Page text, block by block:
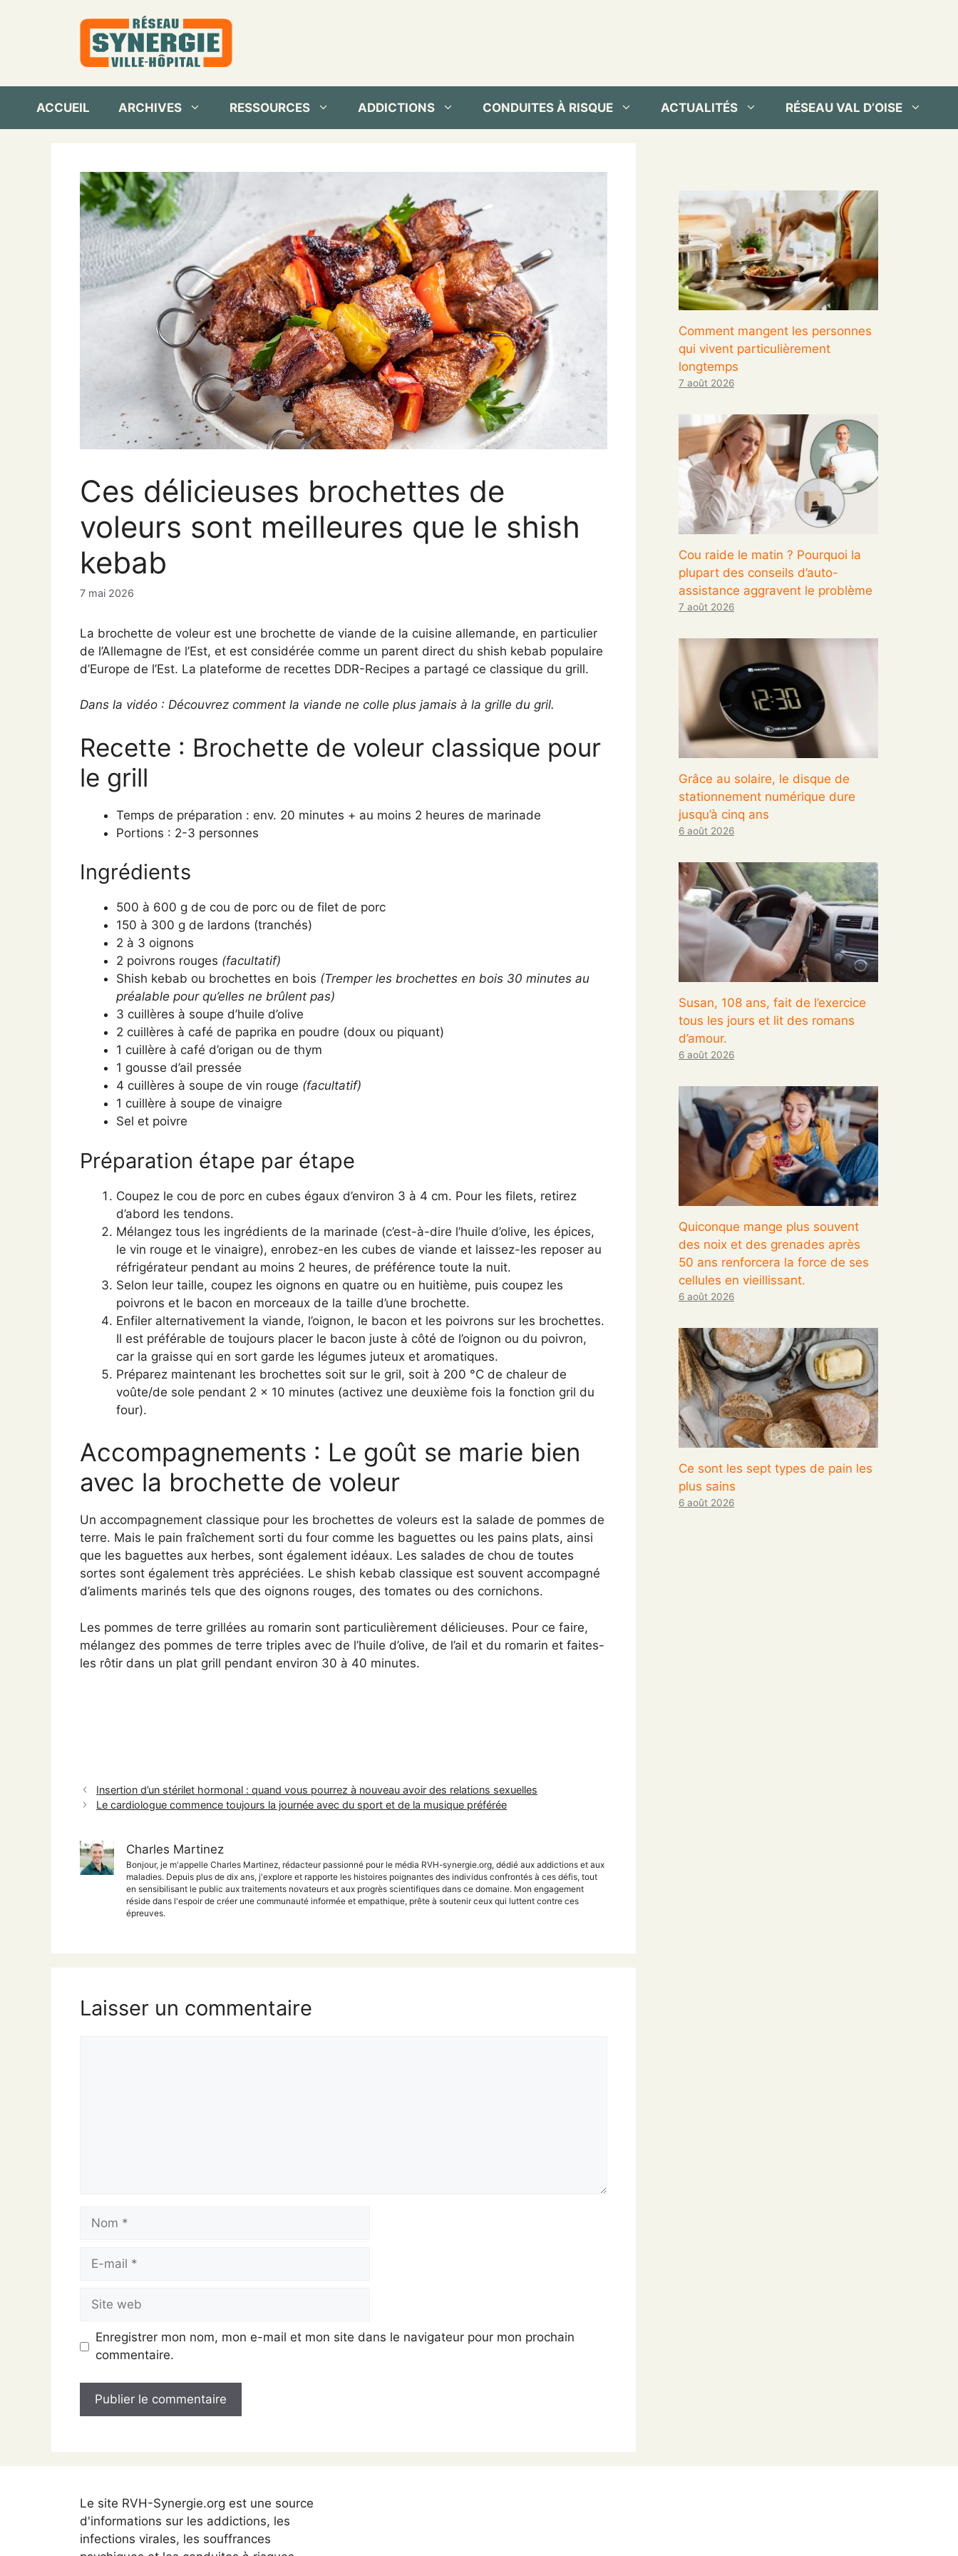
ACCUEIL ARCHIVES RESSOURCES ADDICTIONS CONDUITES À RISQUE ACTUALITÉS RÉSEAU VAL D’OISE
Ces délicieuses brochettes de
voleurs sont meilleures que le shish
kebab
7 mai 2026
La brochette de voleur est une brochette de viande de la cuisine allemande, en particulier
de l’Allemagne de l’Est, et est considérée comme un parent direct du shish kebab populaire
d’Europe de l’Est. La plateforme de recettes DDR-Recipes a partagé ce classique du grill.
Dans la vidéo : Découvrez comment la viande ne colle plus jamais à la grille du gril.
Recette : Brochette de voleur classique pour
le grill
Temps de préparation : env. 20 minutes + au moins 2 heures de marinade
Portions : 2-3 personnes
Ingrédients
500 à 600 g de cou de porc ou de filet de porc
150 à 300 g de lardons (tranchés)
2 à 3 oignons
2 poivrons rouges (facultatif)
Shish kebab ou brochettes en bois (Tremper les brochettes en bois 30 minutes au
préalable pour qu’elles ne brûlent pas)
3 cuillères à soupe d’huile d’olive
2 cuillères à café de paprika en poudre (doux ou piquant)
1 cuillère à café d’origan ou de thym
1 gousse d’ail pressée
4 cuillères à soupe de vin rouge (facultatif)
1 cuillère à soupe de vinaigre
Sel et poivre
Préparation étape par étape
Coupez le cou de porc en cubes égaux d’environ 3 à 4 cm. Pour les filets, retirez
d’abord les tendons.
Mélangez tous les ingrédients de la marinade (c’est-à-dire l’huile d’olive, les épices,
le vin rouge et le vinaigre), enrobez-en les cubes de viande et laissez-les reposer au
réfrigérateur pendant au moins 2 heures, de préférence toute la nuit.
Selon leur taille, coupez les oignons en quatre ou en huitième, puis coupez les
poivrons et le bacon en morceaux de la taille d’une brochette.
Enfiler alternativement la viande, l’oignon, le bacon et les poivrons sur les brochettes.
Il est préférable de toujours placer le bacon juste à côté de l’oignon ou du poivron,
car la graisse qui en sort garde les légumes juteux et aromatiques.
Préparez maintenant les brochettes soit sur le gril, soit à 200 °C de chaleur de
voûte/de sole pendant 2 x 10 minutes (activez une deuxième fois la fonction gril du
four).
Accompagnements : Le goût se marie bien
avec la brochette de voleur
Un accompagnement classique pour les brochettes de voleurs est la salade de pommes de
terre. Mais le pain fraîchement sorti du four comme les baguettes ou les pains plats, ainsi
que les baguettes aux herbes, sont également idéaux. Les salades de chou de toutes
sortes sont également très appréciées. Le shish kebab classique est souvent accompagné
d’aliments marinés tels que des oignons rouges, des tomates ou des cornichons.
Les pommes de terre grillées au romarin sont particulièrement délicieuses. Pour ce faire,
mélangez des pommes de terre triples avec de l’huile d’olive, de l’ail et du romarin et faites-
les rôtir dans un plat grill pendant environ 30 à 40 minutes.
Insertion d’un stérilet hormonal : quand vous pourrez à nouveau avoir des relations sexuelles
Le cardiologue commence toujours la journée avec du sport et de la musique préférée
Charles Martinez
Bonjour, je m'appelle Charles Martinez, rédacteur passionné pour le média RVH-synergie.org, dédié aux addictions et aux
maladies. Depuis plus de dix ans, j'explore et rapporte les histoires poignantes des individus confrontés à ces défis, tout
en sensibilisant le public aux traitements novateurs et aux progrès scientifiques dans ce domaine. Mon engagement
réside dans l'espoir de créer une communauté informée et empathique, prête à soutenir ceux qui luttent contre ces
épreuves.
Laisser un commentaire
Nom
Site
web
Enregistrer mon nom, mon e-mail et mon site dans le navigateur pour mon prochain
commentaire.
Comment mangent les personnes
qui vivent particulièrement
longtemps
7 août 2026
Cou raide le matin ? Pourquoi la
plupart des conseils d’auto-
assistance aggravent le problème
7 août 2026
Grâce au solaire, le disque de
stationnement numérique dure
jusqu’à cinq ans
6 août 2026
Susan, 108 ans, fait de l’exercice
tous les jours et lit des romans
d’amour.
6 août 2026
Quiconque mange plus souvent
des noix et des grenades après
50 ans renforcera la force de ses
cellules en vieillissant.
6 août 2026
Ce sont les sept types de pain les
plus sains
6 août 2026
Le site RVH-Synergie.org est une source
d'informations sur les addictions, les
infections virales, les souffrances